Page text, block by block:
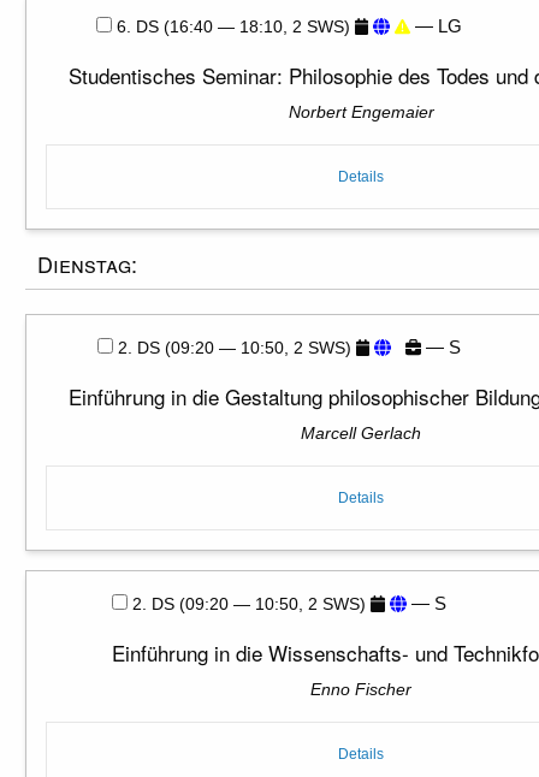
6. DS (16:40 — 18:10, 2 SWS) — LG
Studentisches Seminar: Philosophie des Todes und
Norbert Engemaier
Details
Dienstag:
2. DS (09:20 — 10:50, 2 SWS) — S
Einführung in die Gestaltung philosophischer
Marcell Gerlach
Details
2. DS (09:20 — 10:50, 2 SWS) — S
Einführung in die Wissenschafts- und
Enno Fischer
Details